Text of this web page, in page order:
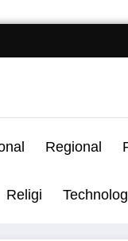
Regional
Religi